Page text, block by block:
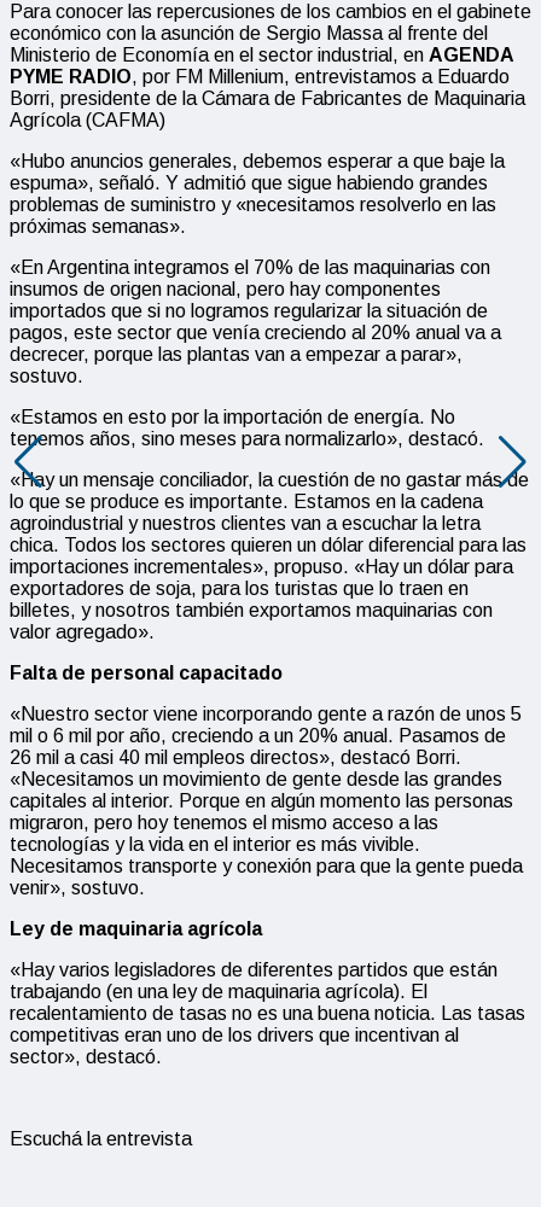
Para conocer las repercusiones de los cambios en el gabinete
económico con la asunción de Sergio Massa al frente del
Ministerio de Economía en el sector industrial, en AGENDA
PYME RADIO, por FM Millenium, entrevistamos a Eduardo
Borri, presidente de la Cámara de Fabricantes de Maquinaria
Agrícola (CAFMA)
«Hubo anuncios generales, debemos esperar a que baje la
espuma», señaló. Y admitió que sigue habiendo grandes
problemas de suministro y «necesitamos resolverlo en las
próximas semanas».
«En Argentina integramos el 70% de las maquinarias con
insumos de origen nacional, pero hay componentes
importados que si no logramos regularizar la situación de
pagos, este sector que venía creciendo al 20% anual va a
decrecer, porque las plantas van a empezar a parar»,
sostuvo.
«Estamos en esto por la importación de energía. No
tenemos años, sino meses para normalizarlo», destacó.
«Hay un mensaje conciliador, la cuestión de no gastar más de
lo que se produce es importante. Estamos en la cadena
agroindustrial y nuestros clientes van a escuchar la letra
chica. Todos los sectores quieren un dólar diferencial para las
importaciones incrementales», propuso. «Hay un dólar para
exportadores de soja, para los turistas que lo traen en
billetes, y nosotros también exportamos maquinarias con
valor agregado».
Falta de personal capacitado
«Nuestro sector viene incorporando gente a razón de unos 5
mil o 6 mil por año, creciendo a un 20% anual. Pasamos de
26 mil a casi 40 mil empleos directos», destacó Borri.
«Necesitamos un movimiento de gente desde las grandes
capitales al interior. Porque en algún momento las personas
migraron, pero hoy tenemos el mismo acceso a las
tecnologías y la vida en el interior es más vivible.
Necesitamos transporte y conexión para que la gente pueda
venir», sostuvo.
Ley de maquinaria agrícola
«Hay varios legisladores de diferentes partidos que están
trabajando (en una ley de maquinaria agrícola). El
recalentamiento de tasas no es una buena noticia. Las tasas
competitivas eran uno de los drivers que incentivan al
sector», destacó.
Escuchá la entrevista